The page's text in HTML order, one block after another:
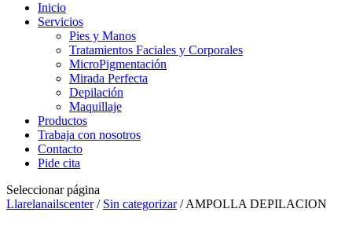
Inicio
Servicios
Pies y Manos
Tratamientos Faciales y Corporales
MicroPigmentación
Mirada Perfecta
Depilación
Maquillaje
Productos
Trabaja con nosotros
Contacto
Pide cita
Seleccionar página
Llarelanailscenter/ Sin categorizar/ AMPOLLA DEPILACION